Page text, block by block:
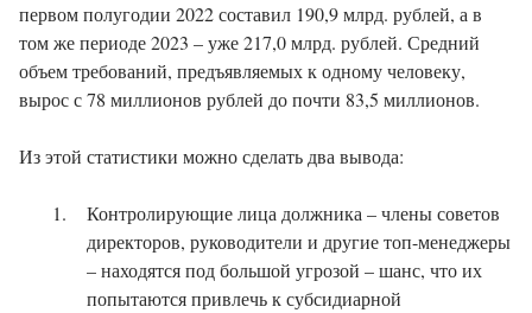
первом полугодии 2022 составил 190,9 млрд. рублей, а в
том же периоде 2023 – уже 217,0 млрд. рублей. Средний
объем требований, предъявляемых к одному человеку,
вырос с 78 миллионов рублей до почти 83,5 миллионов.
Из этой статистики можно сделать два вывода:
Контролирующие лица должника – члены советов
директоров, руководители и другие топ-менеджеры
– находятся под большой угрозой – шанс, что их
попытаются привлечь к субсидиарной